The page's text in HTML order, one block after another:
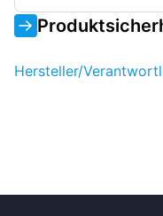
Hersteller/